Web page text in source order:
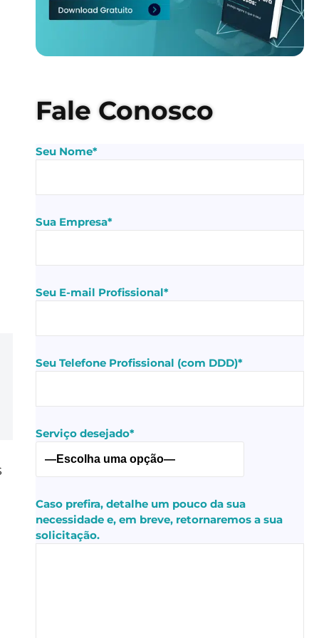
Fale Conosco
Seu Nome*
Sua Empresa*
Seu E-mail Profissional*
Seu Telefone Profissional (com DDD)*
Serviço desejado*
Caso prefira, detalhe um pouco da sua
necessidade e, em breve, retornaremos a sua
solicitação.